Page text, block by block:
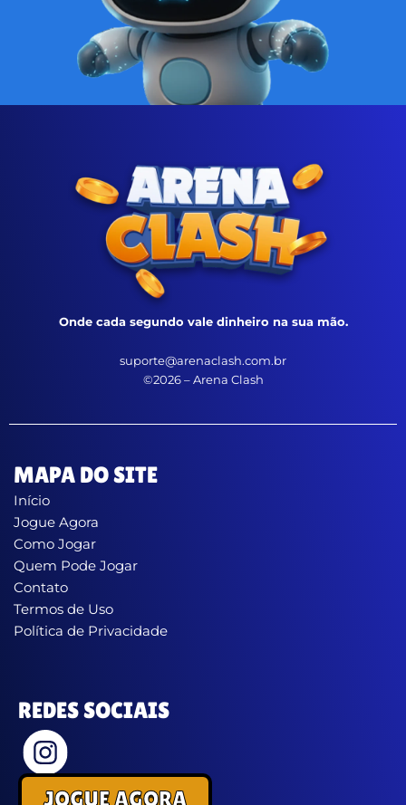
Onde cada segundo vale dinheiro na sua mão.
suporte@arenaclash.com.br
©2026 – Arena Clash
MAPA DO SITE
Início
Jogue Agora
Como Jogar
Quem Pode Jogar
Contato
Termos de Uso
Política de Privacidade
REDES SOCIAIS
JOGUE AGORA